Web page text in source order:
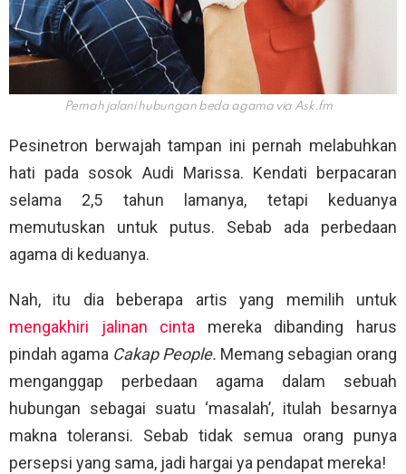
Pernah jalani hubungan beda agama via Ask.fm
Pesinetron berwajah tampan ini pernah melabuhkan
hati pada sosok Audi Marissa. Kendati berpacaran
selama 2,5 tahun lamanya, tetapi keduanya
memutuskan untuk putus. Sebab ada perbedaan
agama di keduanya.
Nah, itu dia beberapa artis yang memilih untuk
mengakhiri jalinan cinta mereka dibanding harus
pindah agama Cakap People. Memang sebagian orang
menganggap perbedaan agama dalam sebuah
hubungan sebagai suatu ‘masalah’, itulah besarnya
makna toleransi. Sebab tidak semua orang punya
persepsi yang sama, jadi hargai ya pendapat mereka!